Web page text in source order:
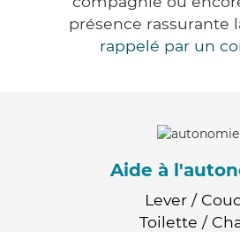
présence rassurante
rappelé par un
Aide à
Lever /
Toilette /